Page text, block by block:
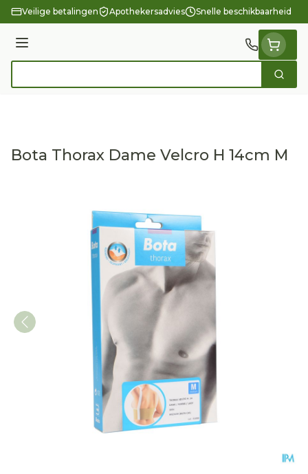
Ga naar de inhoud
Veilige betalingen Apothekersadvies Snelle beschikbaarheid
Menu
Zoek
Bota Thorax Dame Velcro H 14cm M